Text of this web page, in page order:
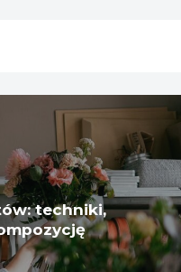
techniki,